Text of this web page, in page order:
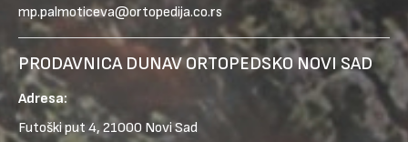
mp.palmoticeva@ortopedija.co.rs
PRODAVNICA DUNAV ORTOPEDSKO NOVI SAD
Adresa:
Futoški put 4, 21000 Novi Sad